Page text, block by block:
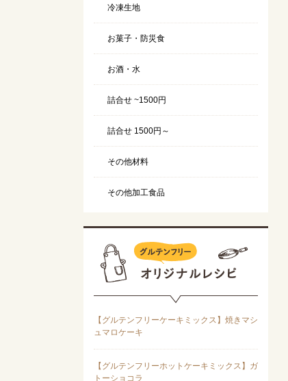
冷凍生地
お菓子・防災食
お酒・水
詰合せ ~1500円
詰合せ 1500円～
その他材料
その他加工食品